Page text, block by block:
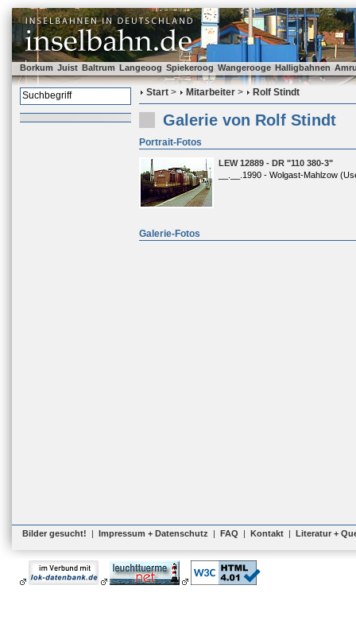
Borkum Juist Baltrum Langeoog Spiekeroog Wangerooge Halligbahnen
Start > Mitarbeiter > Rolf Stindt
Galerie von Rolf Stindt
Portrait-Fotos
LEW 12889 - DR "110 380-3"
__.__.1990 - Wolgast-Mahlzow
Galerie-Fotos
Bilder gesucht! | Impressum + Datenschutz | FAQ | Kontakt | Literatur +